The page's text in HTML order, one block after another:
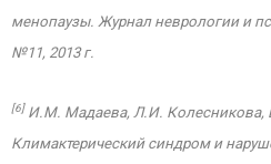
менопаузы. Журнал неврологии и
№11, 2013 г.
[6]И.М. Мадаева, Л.И. Колесникова,
Климактерический синдром и